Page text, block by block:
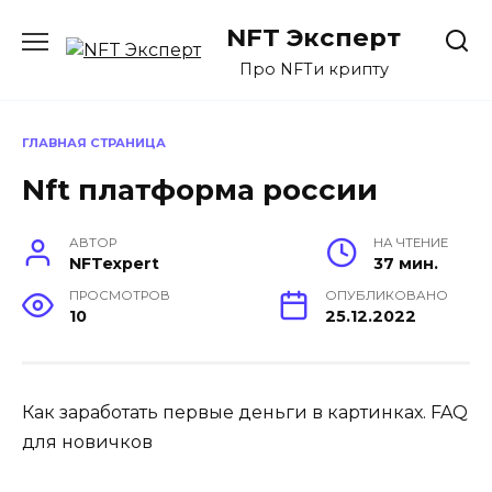
содержанию
NFT Эксперт
Про NFTи крипту
ГЛАВНАЯ СТРАНИЦА
Nft платформа россии
АВТОР
NFTexpert
НА ЧТЕНИЕ
37 мин.
ПРОСМОТРОВ
10
ОПУБЛИКОВАНО
25.12.2022
Как заработать первые деньги в картинках. FAQ
для новичков